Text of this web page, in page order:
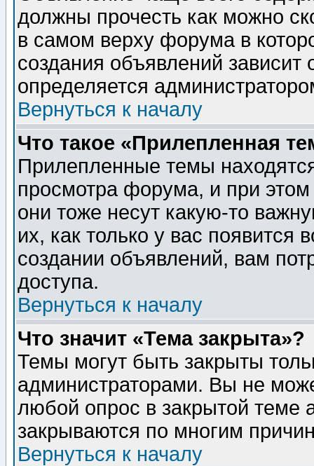
должны прочесть как можно
в самом верху форума в
создания объявлений зависит
определяется
Вернуться к началу
Что такое «Прилепленная
Прилепленные темы
просмотра форума, и при
они тоже несут какую-то
их, как только у вас появится
создании объявлений, вам
доступа.
Вернуться к началу
Что значит «Тема закрыта»?
Темы могут быть закрыты
администраторами. Вы не
любой опрос в закрытой теме
закрываются по многим
Вернуться к началу